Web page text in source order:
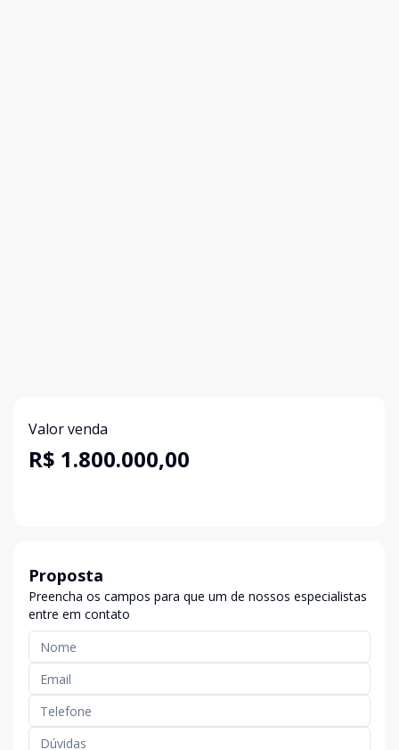
Valor venda
R$ 1.800.000,00
Proposta
Preencha os campos para que um de nossos especialistas
entre em contato